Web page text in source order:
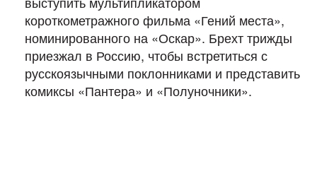
короткометражного фильма «Гений места»,
номинированного на «Оскар». Брехт трижды
приезжал в Россию, чтобы встретиться с
русскоязычными поклонниками и представить
комиксы «Пантера» и «Полуночники».